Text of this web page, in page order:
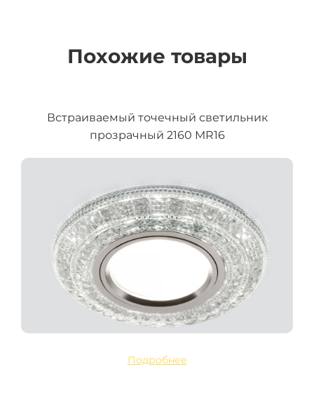
Похожие товары
Встраиваемый точечный светильник
прозрачный 2160 MR16
Подробнее